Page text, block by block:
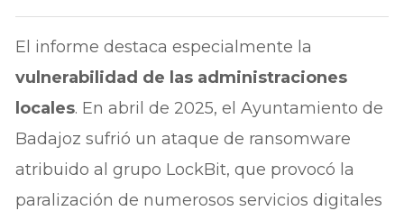
El informe destaca especialmente la
vulnerabilidad de las administraciones
locales. En abril de 2025, el Ayuntamiento de
Badajoz sufrió un ataque de ransomware
atribuido al grupo LockBit, que provocó la
paralización de numerosos servicios digitales